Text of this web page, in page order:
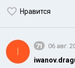
Нравится
I 71 06 авг.